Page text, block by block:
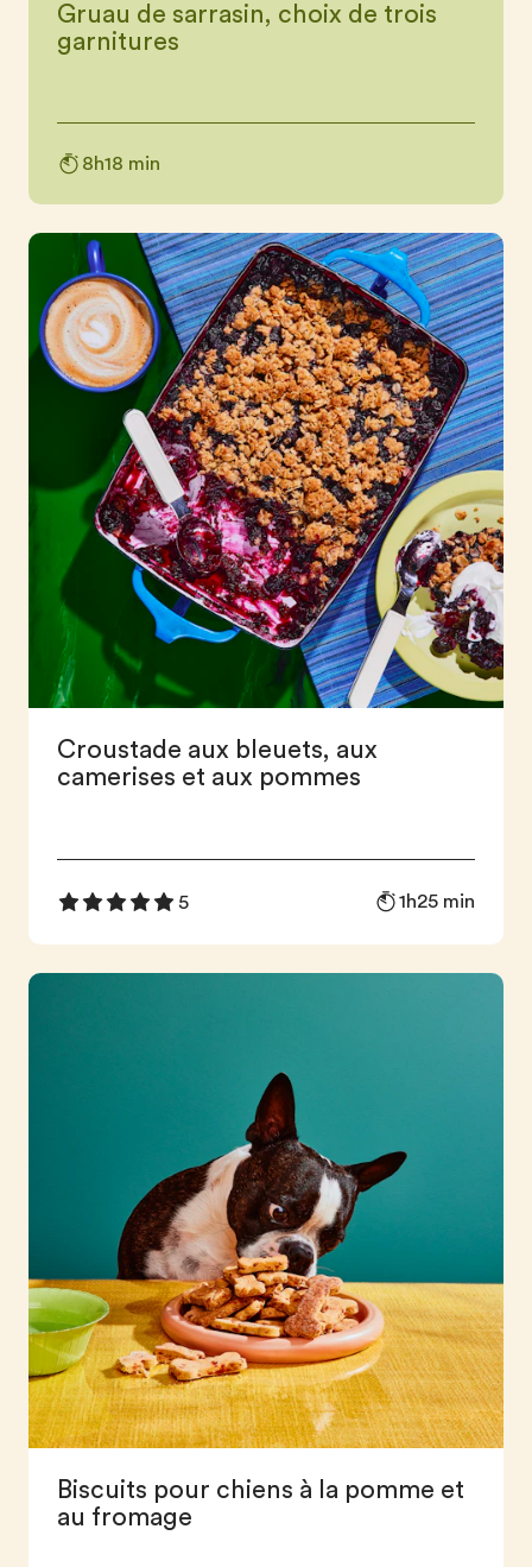
Gruau de sarrasin, choix de trois
garnitures
8h18 min
Croustade aux bleuets, aux
camerises et aux pommes
5 1h25 min
Biscuits pour chiens à la pomme et
au fromage